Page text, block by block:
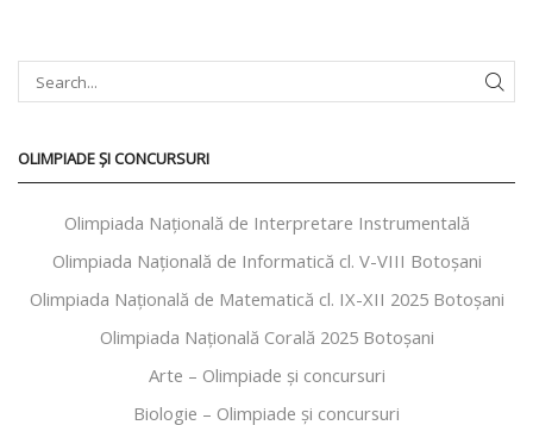
OLIMPIADE ȘI CONCURSURI
Olimpiada Națională de Interpretare Instrumentală
Olimpiada Națională de Informatică cl. V-VIII Botoșani
Olimpiada Națională de Matematică cl. IX-XII 2025 Botoșani
Olimpiada Națională Corală 2025 Botoșani
Arte – Olimpiade și concursuri
Biologie – Olimpiade și concursuri